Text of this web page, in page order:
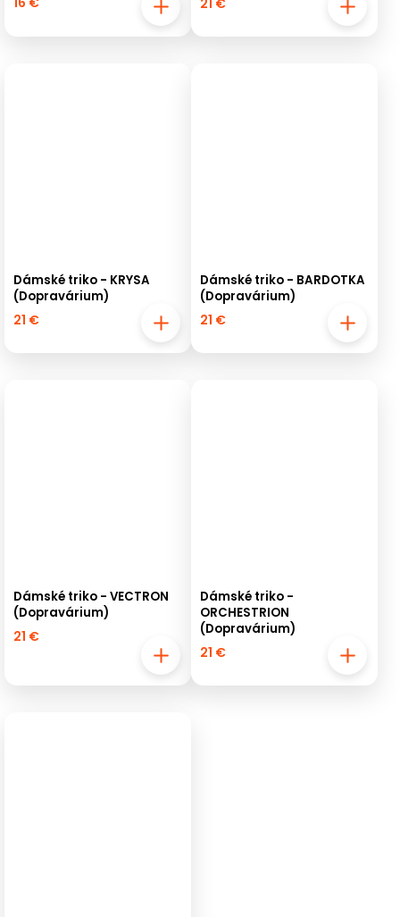
21 €
Dámské triko - KRYSA
(Dopravárium)
21 €
Dámské triko - BARDOTKA
(Dopravárium)
21 €
Dámské triko - VECTRON
(Dopravárium)
21 €
Dámské triko -
ORCHESTRION
(Dopravárium)
21 €